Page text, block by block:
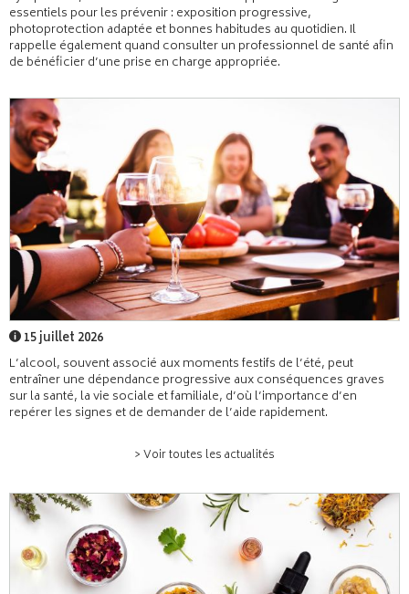
essentiels pour les prévenir : exposition progressive,
photoprotection adaptée et bonnes habitudes au quotidien. Il
rappelle également quand consulter un professionnel de santé afin
de bénéficier d’une prise en charge appropriée.
15 juillet 2026
L’alcool, souvent associé aux moments festifs de l’été, peut
entraîner une dépendance progressive aux conséquences graves
sur la santé, la vie sociale et familiale, d’où l’importance d’en
repérer les signes et de demander de l’aide rapidement.
> Voir toutes les actualités